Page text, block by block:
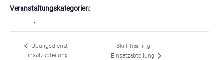
Veranstaltungskategorien:
,
Übungsdienst
Einsatzabteilung
Skill Training
Einsatzabteilung